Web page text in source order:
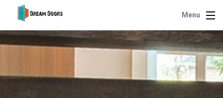
Menu